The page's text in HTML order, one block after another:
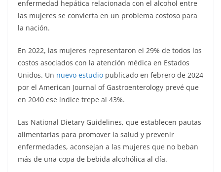
enfermedad hepática relacionada con el alcohol entre
las mujeres se convierta en un problema costoso para
la nación.
En 2022, las mujeres representaron el 29% de todos los
costos asociados con la atención médica en Estados
Unidos. Un nuevo estudio publicado en febrero de 2024
por el American Journal of Gastroenterology prevé que
en 2040 ese índice trepe al 43%.
Las National Dietary Guidelines, que establecen pautas
alimentarias para promover la salud y prevenir
enfermedades, aconsejan a las mujeres que no beban
más de una copa de bebida alcohólica al día.